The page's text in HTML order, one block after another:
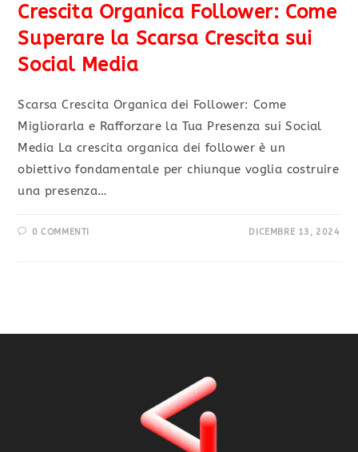
Crescita Organica Follower: Come
Superare la Scarsa Crescita sui
Social Media
Scarsa Crescita Organica dei Follower: Come
Migliorarla e Rafforzare la Tua Presenza sui Social
Media La crescita organica dei follower è un
obiettivo fondamentale per chiunque voglia costruire
una presenza…
0 COMMENTI DICEMBRE 13, 2024